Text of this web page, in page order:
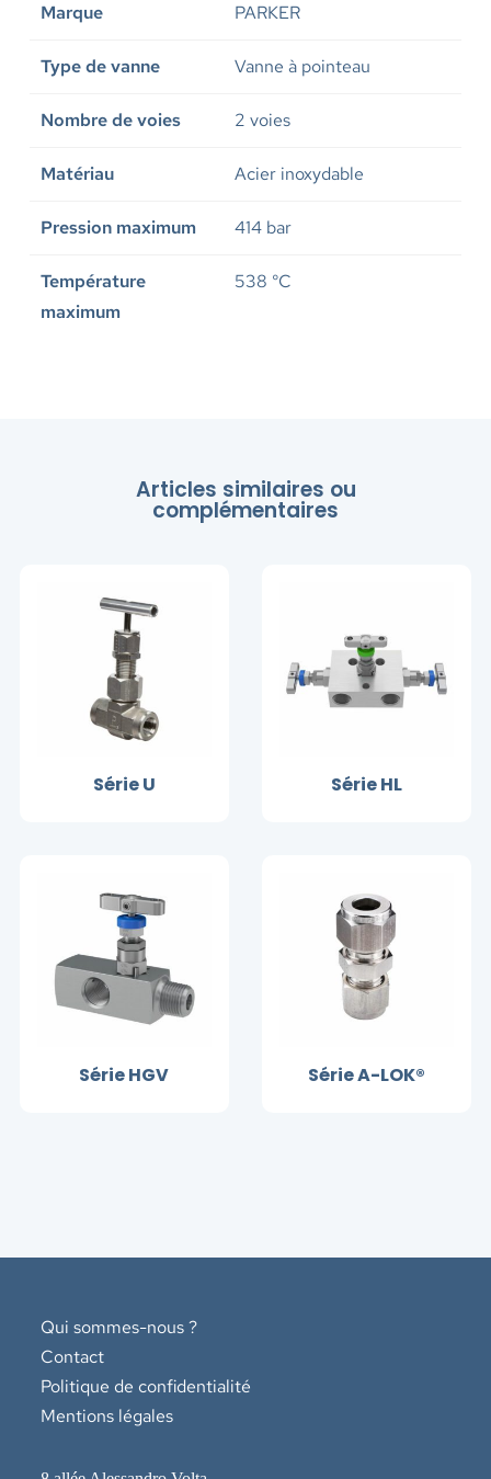
Marque PARKER
Type de vanne Vanne à pointeau
Nombre de voies 2 voies
Matériau Acier inoxydable
Pression maximum 414 bar
Température
maximum
538 °C
Articles similaires ou
complémentaires
Série U Série HL
Série HGV Série A-LOK®
Qui sommes-nous ?
Contact
Politique de confidentialité
Mentions légales